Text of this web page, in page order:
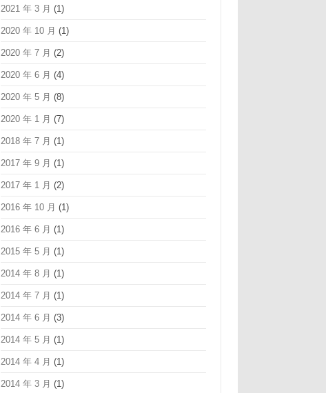
2021 年 3 月 (1)
2020 年 10 月 (1)
2020 年 7 月 (2)
2020 年 6 月 (4)
2020 年 5 月 (8)
2020 年 1 月 (7)
2018 年 7 月 (1)
2017 年 9 月 (1)
2017 年 1 月 (2)
2016 年 10 月 (1)
2016 年 6 月 (1)
2015 年 5 月 (1)
2014 年 8 月 (1)
2014 年 7 月 (1)
2014 年 6 月 (3)
2014 年 5 月 (1)
2014 年 4 月 (1)
2014 年 3 月 (1)